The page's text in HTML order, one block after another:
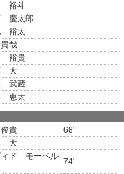
裕斗
慶太郎
裕太
哉
裕貴
大
武蔵
恵太
貴
68'
大
ィド モーベル
74'